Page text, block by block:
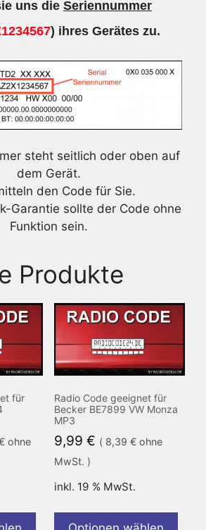
uns die Seriennummer
) ihres Gerätes zu.
steht seitlich oder oben auf
dem Gerät.
den Code für Sie.
Garantie sollte der Code ohne
Funktion sein.
Produkte
für
ohne
Radio Code geeignet für
Becker BE7899 VW Monza
MP3
9,99 € ( 8,39 €ohne
MwSt. )
inkl. 19 % MwSt.